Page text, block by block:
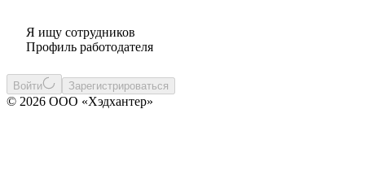
Я ищу сотрудников
Профиль работодателя
Войти Зарегистрироваться
© 2026 ООО «Хэдхантер»